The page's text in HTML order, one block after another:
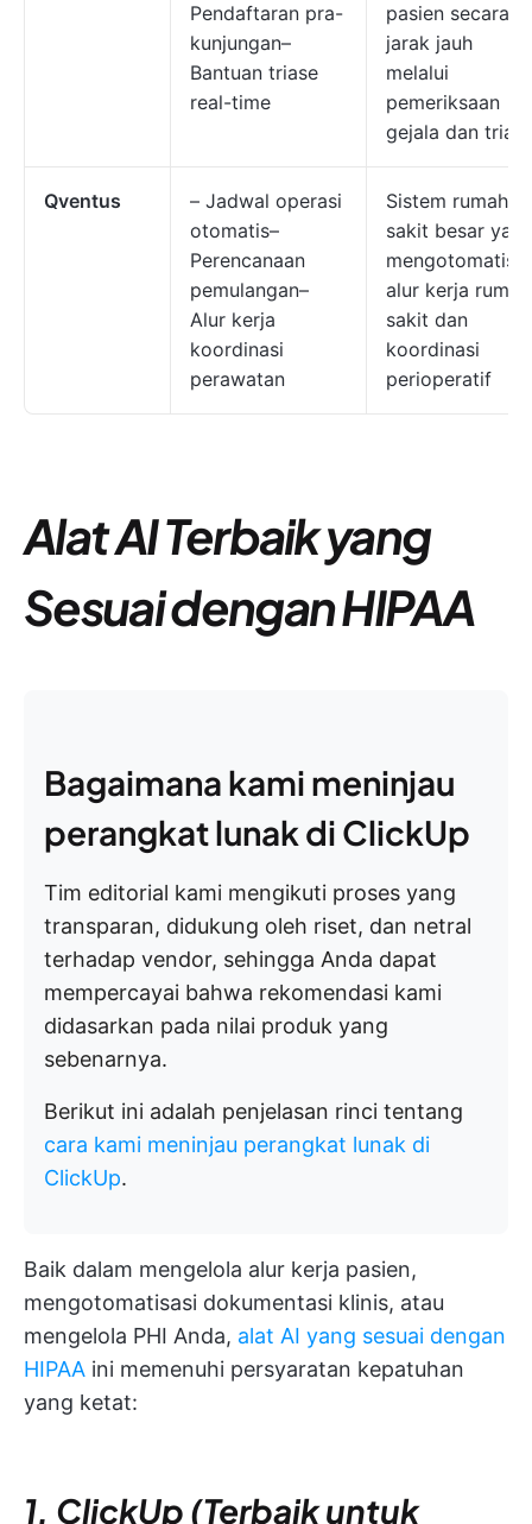
Pendaftaran pra-
kunjungan–
Bantuan triase
real-time
pasien secara
jarak jauh
melalui
pemeriksaan
gejala dan
Qventus
– Jadwal operasi
otomatis–
Perencanaan
pemulangan–
Alur kerja
koordinasi
perawatan
Sistem rumah
sakit besar
alur kerja rumah
sakit dan
koordinasi
perioperatif
Alat AI Terbaik yang
Sesuai dengan HIPAA
Bagaimana kami meninjau
perangkat lunak di ClickUp
Tim editorial kami mengikuti proses yang
transparan, didukung oleh riset, dan netral
terhadap vendor, sehingga Anda dapat
mempercayai bahwa rekomendasi kami
didasarkan pada nilai produk yang
sebenarnya.
Berikut ini adalah penjelasan rinci tentang
cara kami meninjau perangkat lunak di
ClickUp.
Baik dalam mengelola alur kerja pasien,
mengotomatisasi dokumentasi klinis, atau
mengelola PHI Anda, alat AI yang sesuai dengan
HIPAA ini memenuhi persyaratan kepatuhan
yang ketat:
1. ClickUp (Terbaik untuk